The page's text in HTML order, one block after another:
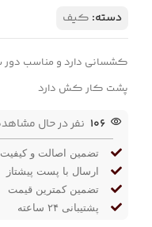
دسته: کیف
کشسانی دارد و مناسب دور سر ۵۵ تا ۵۸ سانت
پشت کار کش دارد
106 نفر در حال
تضمین اصالت و کیفیت
ارسال با پست پیشتاز
تضمین کمترین قیمت
پشتیبانی ۲۴ ساعته